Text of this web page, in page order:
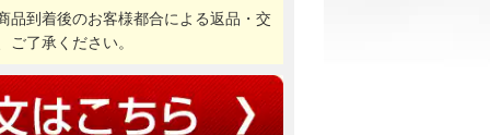
品到着後のお客様都合による返品・交
了承ください。